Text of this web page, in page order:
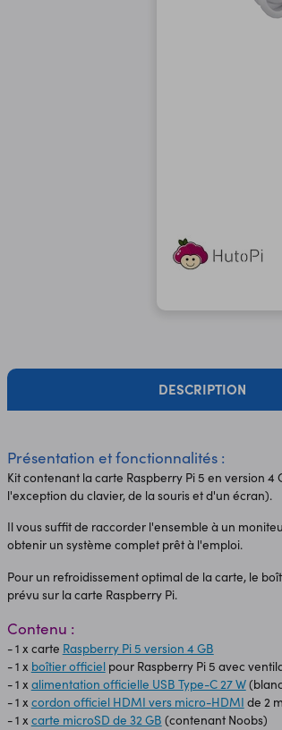
DESCRIPTION
Présentation et fonctionnalités :
Kit contenant la carte Raspberry Pi 5 en version
l'exception du clavier, de la souris et d'un écran).
Il vous suffit de raccorder l'ensemble à un
obtenir un système complet prêt à l'emploi.
Pour un refroidissement optimal de la carte, le
prévu sur la carte Raspberry Pi.
Contenu :
- 1 x carte Raspberry Pi 5 version 4 GB
- 1 x boîtier officielpour Raspberry Pi 5 avec
- 1 xalimentation officielle USB Type-C 27 W
- 1 xcordon officiel HDMI vers micro-HDMI de 2 m
- 1 xcarte microSD de 32 GB (contenant Noobs)